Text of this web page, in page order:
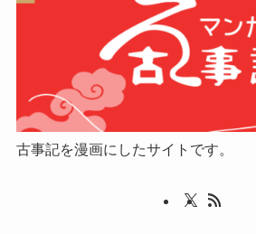
古事記を漫画にしたサイトです。